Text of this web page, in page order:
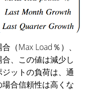
（Max Load％）、
、この値は減少し
ットの負荷は、通
合信頼性は高くな